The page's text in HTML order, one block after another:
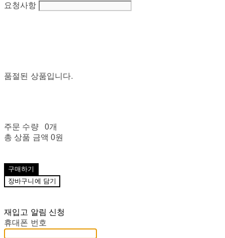
요청사항
품절된 상품입니다.
주문 수량
0개
총 상품 금액 0원
구매하기
장바구니에 담기
재입고 알림 신청
휴대폰 번호